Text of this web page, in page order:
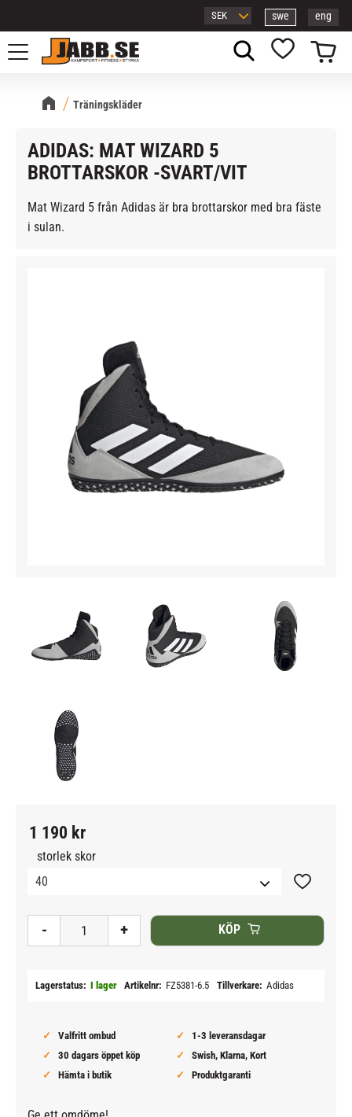
Meny
swe eng
Favoriter
Kundvagn
Träningskläder
ADIDAS: MAT WIZARD 5
BROTTARSKOR -SVART/VIT
Mat Wizard 5 från Adidas är bra brottarskor med bra fäste
i sulan.
1 190 kr
storlek skor
+
- KÖP
Lägg till
Lagerstatus I lager Artikelnr FZ5381-6.5 Tillverkare Adidas
Valfritt ombud
1-3 leveransdagar
30 dagars öppet köp
Swish, Klarna, Kort
Hämta i butik
Produktgaranti